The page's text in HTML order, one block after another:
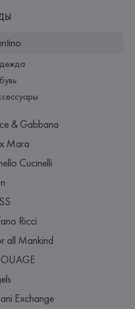
& Gabbana
Mara
Cucinelli
Ricci
all Mankind
Exchange